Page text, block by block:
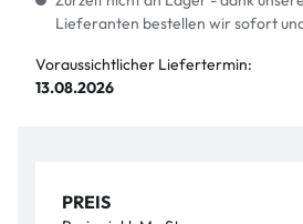
Lieferanten bestellen wir sofort
Voraussichtlicher Liefertermin:
13.08.2026
PREIS